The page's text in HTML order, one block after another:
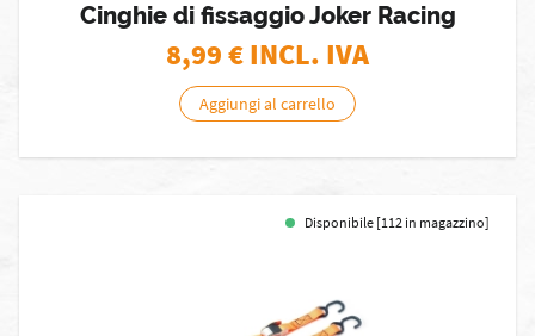
Cinghie di fissaggio Joker Racing
8,99€ INCL. IVA
Aggiungi al carrello
Disponibile [112 in magazzino]